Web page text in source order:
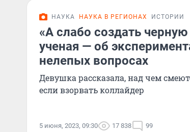
НАУКА НАУКА В РЕГИОНАХ ИСТОРИИ
«А слабо создать
ученая — об
нелепых вопросах
Девушка рассказала, над чем
если взорвать коллайдер
5 июня, 2023, 09:30 17 838 99